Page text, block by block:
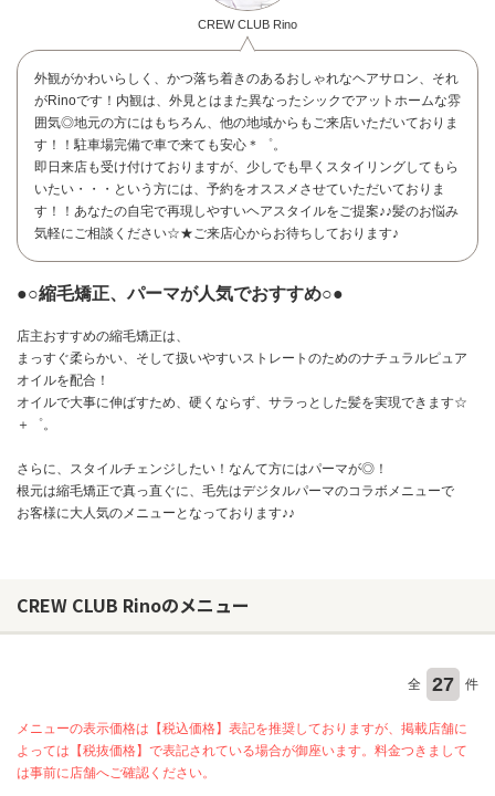
お問い合わせ
CREW CLUB Rino
外観がかわいらしく、かつ落ち着きのあるおしゃれなヘアサロン、それ
がRinoです！内観は、外見とはまた異なったシックでアットホームな雰
囲気◎地元の方にはもちろん、他の地域からもご来店いただいておりま
す！！駐車場完備で車で来ても安心＊゜。
即日来店も受け付けておりますが、少しでも早くスタイリングしてもら
いたい・・・という方には、予約をオススメさせていただいておりま
す！！あなたの自宅で再現しやすいヘアスタイルをご提案♪♪髪のお悩み
気軽にご相談ください☆★ご来店心からお待ちしております♪
●○縮毛矯正、パーマが人気でおすすめ○●
店主おすすめの縮毛矯正は、
まっすぐ柔らかい、そして扱いやすいストレートのためのナチュラルピュア
オイルを配合！
オイルで大事に伸ばすため、硬くならず、サラっとした髪を実現できます☆
＋゜。
さらに、スタイルチェンジしたい！なんて方にはパーマが◎！
根元は縮毛矯正で真っ直ぐに、毛先はデジタルパーマのコラボメニューで
お客様に大人気のメニューとなっております♪♪
CREW CLUB Rinoのメニュー
全 27 件
メニューの表示価格は【税込価格】表記を推奨しておりますが、掲載店舗に
よっては【税抜価格】で表記されている場合が御座います。料金つきまして
は事前に店舗へご確認ください。